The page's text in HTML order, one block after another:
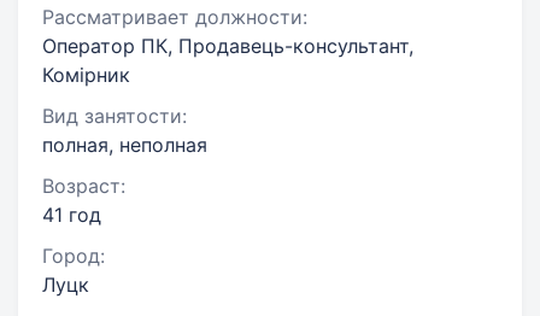
Рассматривает должности:
Оператор ПК, Продавець-консультант,
Комірник
Вид занятости:
полная, неполная
Возраст:
41 год
Город:
Луцк